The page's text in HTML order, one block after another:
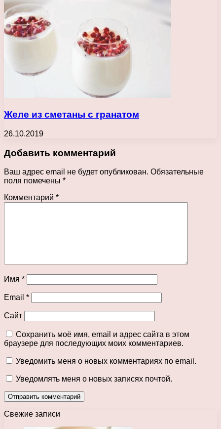
Желе из сметаны с гранатом
26.10.2019
Добавить комментарий
Ваш адрес email не будет опубликован. Обязательные
поля помечены *
Комментарий *
Имя *
Email *
Сайт
Сохранить моё имя, email и адрес сайта в этом
браузере для последующих моих комментариев.
Уведомить меня о новых комментариях по email.
Уведомлять меня о новых записях почтой.
Свежие записи